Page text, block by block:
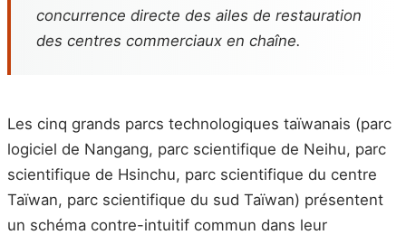
concurrence directe des ailes de restauration
des centres commerciaux en chaîne.
Les cinq grands parcs technologiques taïwanais (parc
logiciel de Nangang, parc scientifique de Neihu, parc
scientifique de Hsinchu, parc scientifique du centre
Taïwan, parc scientifique du sud Taïwan) présentent
un schéma contre-intuitif commun dans leur